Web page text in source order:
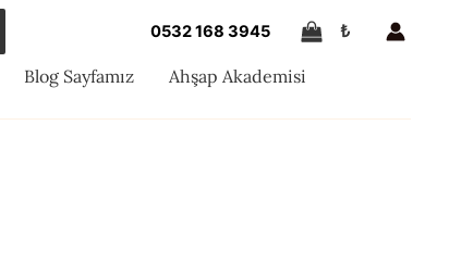
0532 168 3945 ₺
Blog Sayfamız
Ahşap Akademisi